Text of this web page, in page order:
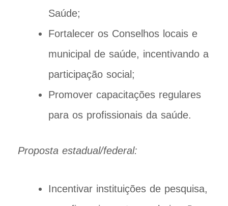
Saúde;
Fortalecer os Conselhos locais e
municipal de saúde, incentivando a
participação social;
Promover capacitações regulares
para os profissionais da saúde.
Proposta estadual/federal:
Incentivar instituições de pesquisa,